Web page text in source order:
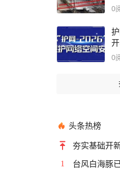
0
0
头条热榜
夯实基础开
1 台风白海豚